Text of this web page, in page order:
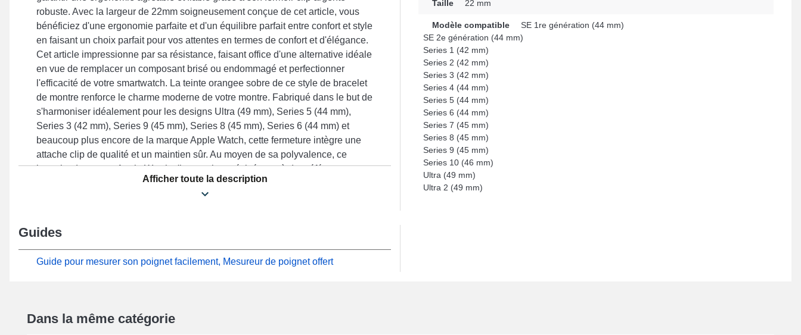
robuste. Avec la largeur de 22mm soigneusement conçue de cet article, vous
bénéficiez d'une ergonomie parfaite et d'un équilibre parfait entre confort et style
en faisant un choix parfait pour vos attentes en termes de confort et d'élégance.
Cet article impressionne par sa résistance, faisant office d'une alternative idéale
en vue de remplacer un composant brisé ou endommagé et perfectionner
l'efficacité de votre smartwatch. La teinte orangee sobre de ce style de bracelet
de montre renforce le charme moderne de votre montre. Fabriqué dans le but de
s'harmoniser idéalement pour les designs Ultra (49 mm), Series 5 (44 mm),
Series 3 (42 mm), Series 9 (45 mm), Series 8 (45 mm), Series 6 (44 mm) et
beaucoup plus encore de la marque Apple Watch, cette fermeture intègre une
attache clip de qualité et un maintien sûr. Au moyen de sa polyvalence, ce
bracelet de montre Apple Watch s'harmonise précisément à des références
Afficher toute la description
Taille 22 mm
Modèle compatible
SE 1re génération (44 mm)
SE 2e génération (44 mm)
Series 1 (42 mm)
Series 2 (42 mm)
Series 3 (42 mm)
Series 4 (44 mm)
Series 5 (44 mm)
Series 6 (44 mm)
Series 7 (45 mm)
Series 8 (45 mm)
Series 9 (45 mm)
Series 10 (46 mm)
Ultra (49 mm)
Ultra 2 (49 mm)
Guides
Guide pour mesurer son poignet facilement, Mesureur de poignet offert
Dans la même catégorie